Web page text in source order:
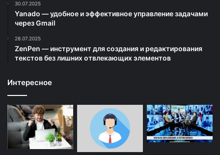
30.07.2025
Yanado — удобное и эффективное управление задачами
через Gmail
28.07.2025
ZenPen — инструмент для создания и редактирования
текстов без лишних отвлекающих элементов
Интересное